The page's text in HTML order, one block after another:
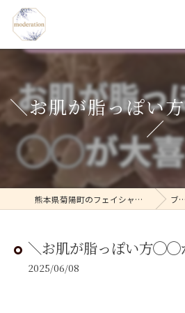
＼お肌が脂っぽい
／
熊本県菊陽町のフェイシャルならmoderation ブログ
＼お肌が脂っぽい方◯◯
2025/06/08